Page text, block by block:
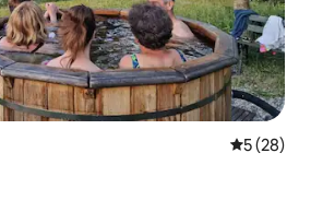
平均评分
5 (28)